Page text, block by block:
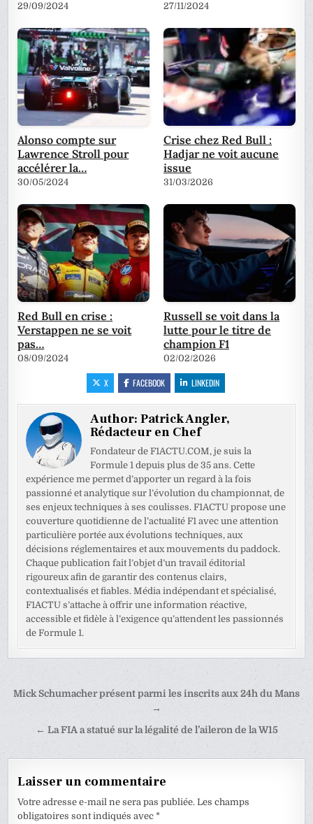
29/09/2024 27/11/2024
Alonso compte sur
Lawrence Stroll pour
accélérer la…
30/05/2024
Crise chez Red Bull :
Hadjar ne voit aucune
issue
31/03/2026
Red Bull en crise :
Verstappen ne se voit
pas…
08/09/2024
Russell se voit dans la
lutte pour le titre de
champion F1
02/02/2026
X FACEBOOK LINKEDIN
Author:Patrick Angler,
Rédacteur en Chef
Fondateur de F1ACTU.COM, je suis la
Formule 1 depuis plus de 35 ans. Cette
expérience me permet d’apporter un regard à la fois
passionné et analytique sur l’évolution du championnat, de
ses enjeux techniques à ses coulisses. F1ACTU propose une
couverture quotidienne de l’actualité F1 avec une attention
particulière portée aux évolutions techniques, aux
décisions réglementaires et aux mouvements du paddock.
Chaque publication fait l’objet d’un travail éditorial
rigoureux afin de garantir des contenus clairs,
contextualisés et fiables. Média indépendant et spécialisé,
F1ACTU s’attache à offrir une information réactive,
accessible et fidèle à l’exigence qu’attendent les passionnés
de Formule 1.
Navigation
l’article
Mick Schumacher présent parmi les inscrits aux 24h du Mans
→
← La FIA a statué sur la légalité de l’aileron de la W15
Laisser un commentaire
Votre adresse e-mail ne sera pas publiée. Les champs
obligatoires sont indiqués avec*